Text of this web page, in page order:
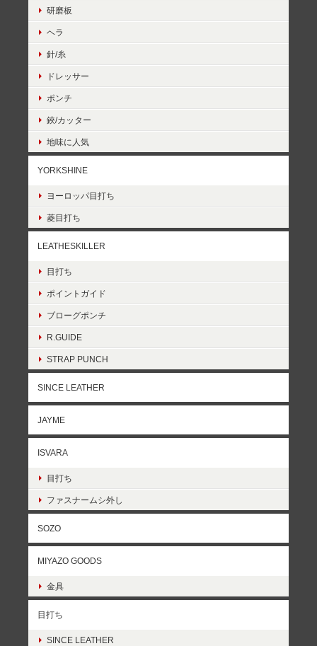
研磨板
ヘラ
針/糸
ドレッサー
ポンチ
鋏/カッター
地味に人気
YORKSHINE
ヨーロッパ目打ち
菱目打ち
LEATHESKILLER
目打ち
ポイントガイド
ブローグポンチ
R.GUIDE
STRAP PUNCH
SINCE LEATHER
JAYME
ISVARA
目打ち
ファスナームシ外し
SOZO
MIYAZO GOODS
金具
目打ち
SINCE LEATHER